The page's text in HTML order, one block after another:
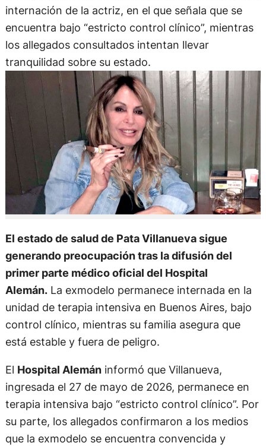
internación de la actriz, en el que señala que se
encuentra bajo “estricto control clínico”, mientras
los allegados consultados intentan llevar
tranquilidad sobre su estado.
El estado de salud de Pata Villanueva sigue
generando preocupación tras la difusión del
primer parte médico oficial del Hospital
Alemán.La exmodelo permanece internada en la
unidad de terapia intensiva en Buenos Aires, bajo
control clínico, mientras su familia asegura que
está estable y fuera de peligro.
El Hospital Alemáninformó que Villanueva,
ingresada el 27 de mayo de 2026, permanece en
terapia intensiva bajo “estricto control clínico”. Por
su parte, los allegados confirmaron a los medios
que la exmodelo se encuentra convencida y